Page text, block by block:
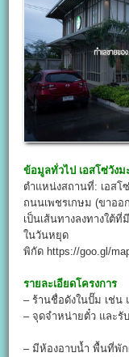
ข้อมูลทั่วไป เอสโซ่วังม
ตำแหน่งสถานที่: เอส
ถนนเพชรเกษม (ขาออ
เป็นเส้นทางลงทางใต้
ในวันหยุด
พิกัด https://goo.gl/
รายละเอียดโครงการ
– ร้านชื่อดังในปั๊ม เช่น
– จุดจำหน่ายตั๋ว และรั
– มีห้องอาบน้ำ พื้นที่พัก